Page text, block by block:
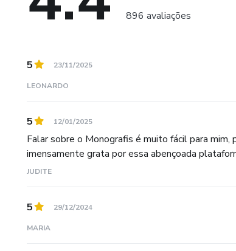
896 avaliações
5 23/11/2025
LEONARDO
5 12/01/2025
Falar sobre o Monografis é muito fácil para
imensamente grata por essa abençoada
JUDITE
5 29/12/2024
MARIA